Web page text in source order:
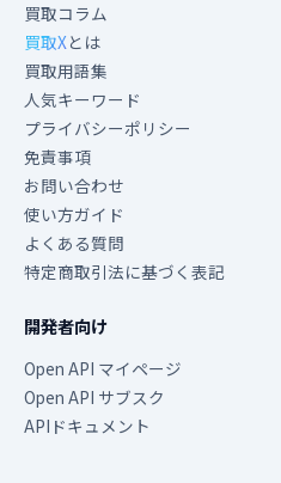
買取コラム
買取Xとは
買取用語集
人気キーワード
プライバシーポリシー
免責事項
お問い合わせ
使い方ガイド
よくある質問
特定商取引法に基づく表記
開発者向け
Open API マイページ
Open API サブスク
APIドキュメント